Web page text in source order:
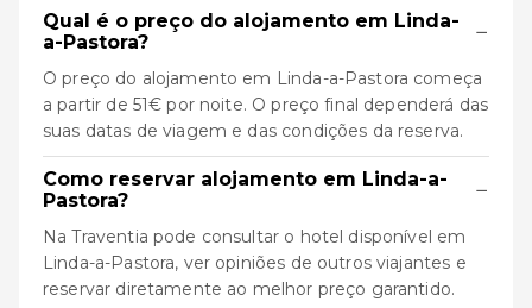
Qual é o preço do alojamento em Linda-
a-Pastora?
−
O preço do alojamento em Linda-a-Pastora começa
a partir de 51€ por noite. O preço final dependerá das
suas datas de viagem e das condições da reserva.
Como reservar alojamento em Linda-a-
Pastora?
−
Na Traventia pode consultar o hotel disponível em
Linda-a-Pastora, ver opiniões de outros viajantes e
reservar diretamente ao melhor preço garantido.